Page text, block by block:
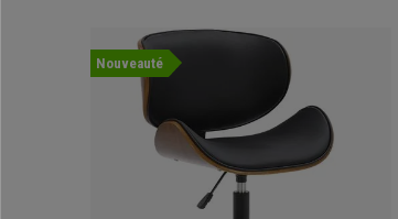
Nouveauté